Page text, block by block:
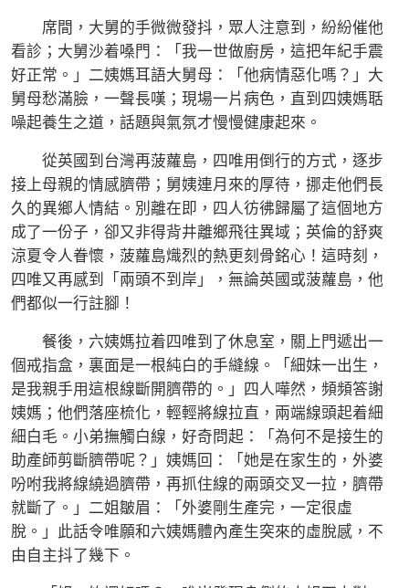
席間，大舅的手微微發抖，眾人注意到，紛紛催他
看診；大舅沙着嗓門：「我一世做廚房，這把年紀手震
好正常。」二姨媽耳語大舅母：「他病情惡化嗎？」大
舅母愁滿臉，一聲長嘆；現場一片病色，直到四姨媽聒
噪起養生之道，話題與氣氛才慢慢健康起來。
從英國到台灣再菠蘿島，四唯用倒行的方式，逐步
接上母親的情感臍帶；舅姨連月來的厚待，挪走他們長
久的異鄉人情結。別離在即，四人彷彿歸屬了這個地方
成了一份子，卻又非得背井離鄉飛往異域；英倫的舒爽
涼夏令人眷懷，菠蘿島熾烈的熱更刻骨銘心！這時刻，
四唯又再感到「兩頭不到岸」，無論英國或菠蘿島，他
們都似一行註腳！
餐後，六姨媽拉着四唯到了休息室，關上門遞出一
個戒指盒，裏面是一根純白的手縫線。「細妹一出生，
是我親手用這根線斷開臍帶的。」四人嘩然，頻頻答謝
姨媽；他們落座梳化，輕輕將線拉直，兩端線頭起着細
細白毛。小弟撫觸白線，好奇問起：「為何不是接生的
助產師剪斷臍帶呢？」姨媽回：「她是在家生的，外婆
吩咐我將線繞過臍帶，再抓住線的兩頭交叉一拉，臍帶
就斷了。」二姐皺眉：「外婆剛生產完，一定很虛
脫。」此話令唯願和六姨媽體內產生突來的虛脫感，不
由自主抖了幾下。